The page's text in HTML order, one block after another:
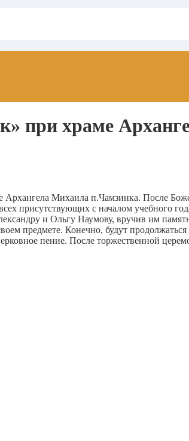
при храме
Архангела Михаила п.Чамзинка. После
присутствующих с началом учебного
и Ольгу Наумову, вручив им
предмете. Конечно, будут
пение. После торжественной